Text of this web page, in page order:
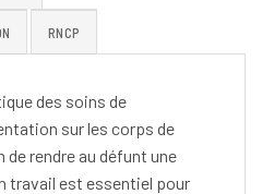
RNCP
des soins de
sur les corps de
rendre au défunt une
travail est essentiel pour